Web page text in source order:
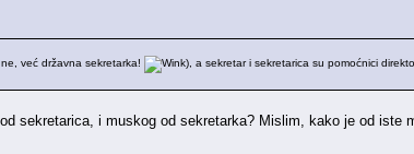
već državna sekretarka! ), a sekretar i sekretarica su pomoćnici
sekretarica, i muskog od sekretarka? Mislim, kako je od iste